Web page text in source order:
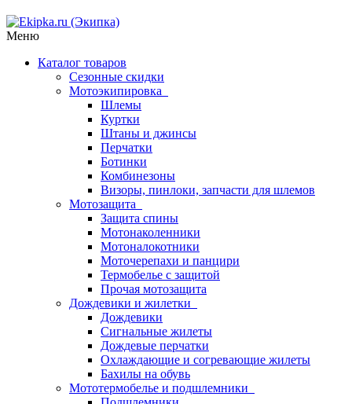
Меню
Каталог товаров
Сезонные скидки
Мотоэкипировка
Шлемы
Куртки
Штаны и джинсы
Перчатки
Ботинки
Комбинезоны
Визоры, пинлоки, запчасти для шлемов
Мотозащита
Защита спины
Мотонаколенники
Мотоналокотники
Моточерепахи и панцири
Термобелье с защитой
Прочая мотозащита
Дождевики и жилетки
Дождевики
Сигнальные жилеты
Дождевые перчатки
Охлаждающие и согревающие жилеты
Бахилы на обувь
Мототермобелье и подшлемники